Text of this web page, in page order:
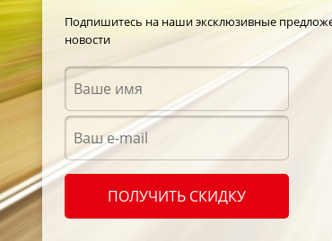
шины
Подпишитесь на наши эксклюзивные
новости
ПОЛУЧИТЬ СКИДКУ